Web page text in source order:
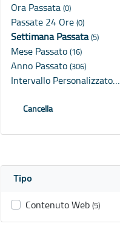
Ora Passata (0)
Passate 24 Ore (0)
Settimana Passata(5)
Mese Passato (16)
Anno Passato (306)
Intervallo Personalizzato…
Cancella
Tipo
Contenuto Web (5)